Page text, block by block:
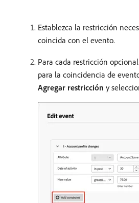
Establezca la restricción
coincida con el evento.
Para cada restricción
para la coincidencia de
Agregar restricción y